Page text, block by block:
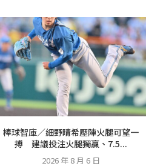
棒球智庫／細野晴希壓陣火腿可望一
搏 建議投注火腿獨贏、7.5...
2026 年 8 月 6 日